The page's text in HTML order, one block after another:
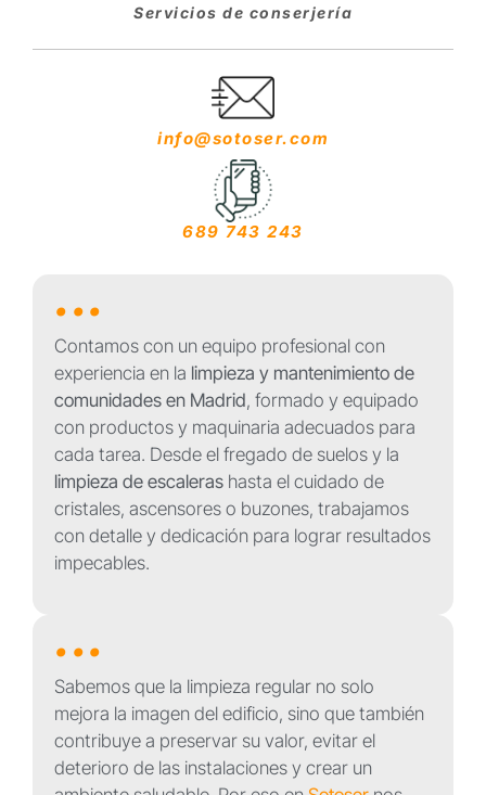
Servicios de conserjería
info@sotoser.com
689 743 243
...
Contamos con un equipo profesional con
experiencia en la limpieza y mantenimiento de
comunidades en Madrid, formado y equipado
con productos y maquinaria adecuados para
cada tarea. Desde el fregado de suelos y la
limpieza de escaleras hasta el cuidado de
cristales, ascensores o buzones, trabajamos
con detalle y dedicación para lograr resultados
impecables.
...
Sabemos que la limpieza regular no solo
mejora la imagen del edificio, sino que también
contribuye a preservar su valor, evitar el
deterioro de las instalaciones y crear un